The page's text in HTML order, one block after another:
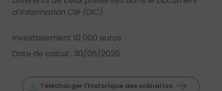
d’Information Clé (DIC).
Investissement 10 000 euros
Date de calcul : 30/06/2026
Télécharger l'historique des scénarios